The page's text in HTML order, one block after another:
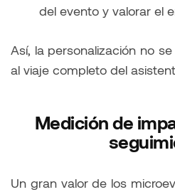
del evento y valorar el
Así, la personalización no
al viaje completo del
Medición de
Un gran valor de los